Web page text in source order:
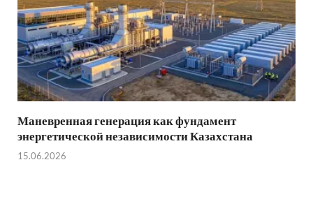
Маневренная генерация как фундамент
энергетической независимости Казахстана
15.06.2026